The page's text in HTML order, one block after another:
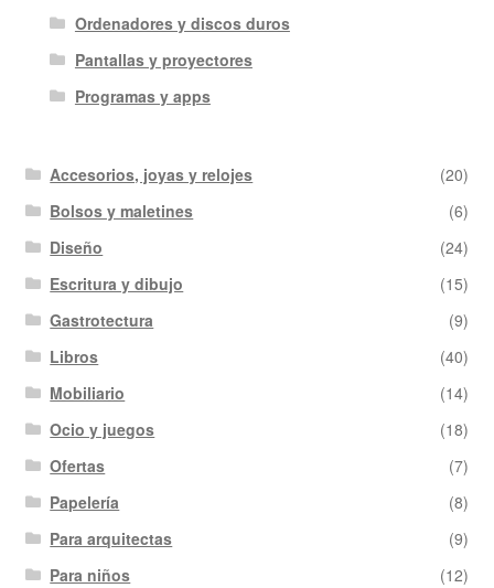
Ordenadores y discos duros
Pantallas y proyectores
Programas y apps
Accesorios, joyas y relojes
(20)
Bolsos y maletines
(6)
Diseño
(24)
Escritura y dibujo
(15)
Gastrotectura
(9)
Libros
(40)
Mobiliario
(14)
Ocio y juegos
(18)
Ofertas
(7)
Papelería
(8)
Para arquitectas
(9)
Para niños
(12)